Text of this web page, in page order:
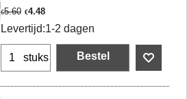
€5.60 €4.48
Levertijd:1-2 dagen
stuks Bestel